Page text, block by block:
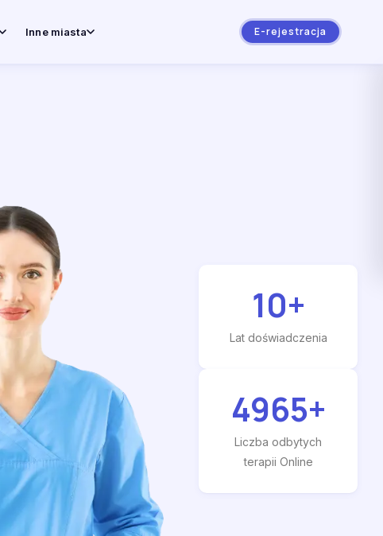
Inne miasta E-rejestracja
10+
Lat doświadczenia
4965+
Liczba odbytych
terapii Online